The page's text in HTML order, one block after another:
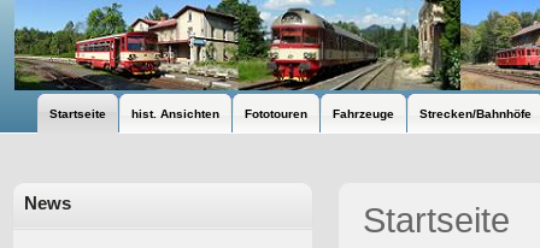
Startseite hist. Ansichten Fototouren Fahrzeuge Strecken/Bahnhöfe
News Startseite